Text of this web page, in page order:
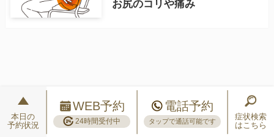
お尻のコリや痛み
本日の
予約状況
WEB予約
24時間受付中
電話予約
タップで通話可能です
症状検索
はこちら